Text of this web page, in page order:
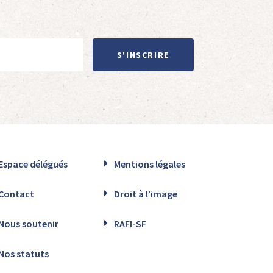
S'INSCRIRE
délégués Mentions légales
Droit à l’image
soutenir RAFI-SF
statuts